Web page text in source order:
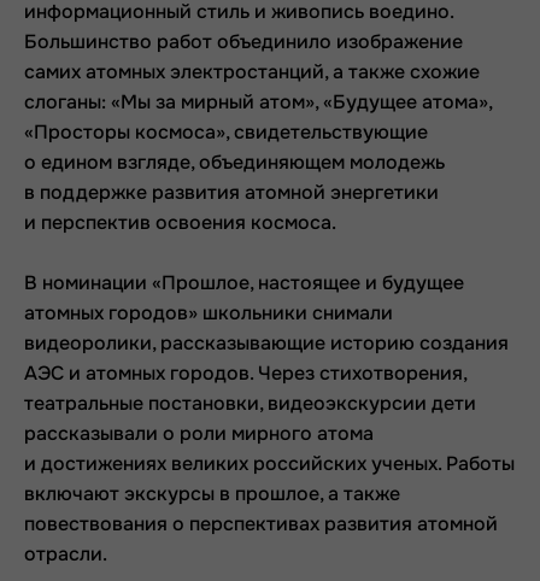
информационный стиль и живопись воедино.
Большинство работ объединило изображение
самих атомных электростанций, а также схожие
слоганы: «Мы за мирный атом», «Будущее атома»,
«Просторы космоса», свидетельствующие
о едином взгляде, объединяющем молодежь
в поддержке развития атомной энергетики
и перспектив освоения космоса.
В номинации «Прошлое, настоящее и будущее
атомных городов» школьники снимали
видеоролики, рассказывающие историю создания
АЭС и атомных городов. Через стихотворения,
театральные постановки, видеоэкскурсии дети
рассказывали о роли мирного атома
и достижениях великих российских ученых. Работы
включают экскурсы в прошлое, а также
повествования о перспективах развития атомной
отрасли.